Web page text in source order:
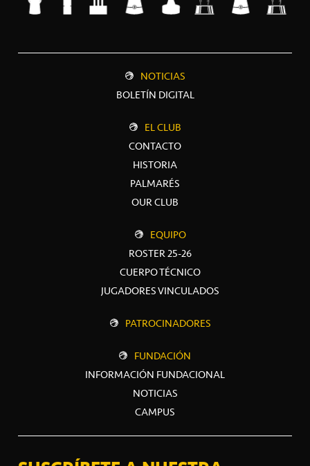
NOTICIAS
BOLETÍN DIGITAL
EL CLUB
CONTACTO
HISTORIA
PALMARÉS
OUR CLUB
EQUIPO
ROSTER 25-26
CUERPO TÉCNICO
JUGADORES VINCULADOS
PATROCINADORES
FUNDACIÓN
INFORMACIÓN FUNDACIONAL
NOTICIAS
CAMPUS